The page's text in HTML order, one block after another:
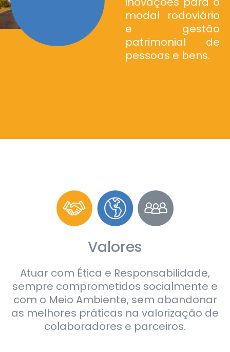
modal rodoviário
e gestão
patrimonial de
pessoas e bens.
Valores
Atuar com Ética e Responsabilidade,
sempre comprometidos socialmente e
com o Meio Ambiente, sem abandonar
as melhores práticas na valorização de
colaboradores e parceiros.